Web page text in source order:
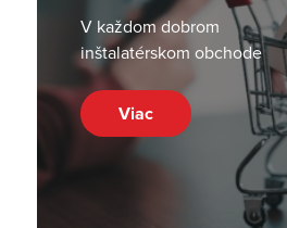
V každom dobrom
inštalatérskom obchode
Viac